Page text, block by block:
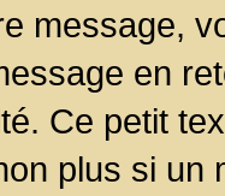
message,
en
Ce petit
plus si un